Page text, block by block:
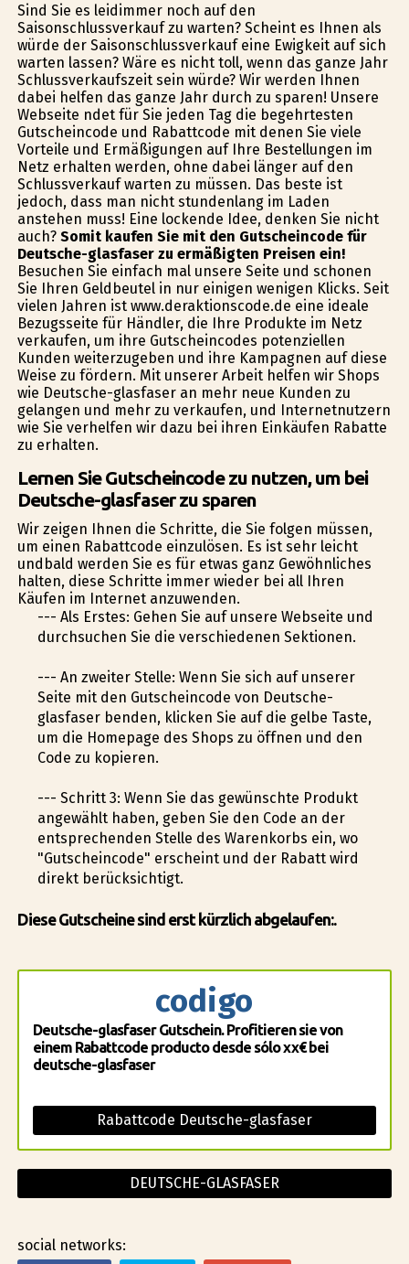
Sind Sie es leidimmer noch auf den
Saisonschlussverkauf zu warten? Scheint es Ihnen als
würde der Saisonschlussverkauf eine Ewigkeit auf sich
warten lassen? Wäre es nicht toll, wenn das ganze Jahr
Schlussverkaufszeit sein würde? Wir werden Ihnen
dabei helfen das ganze Jahr durch zu sparen! Unsere
Webseite findet für Sie jeden Tag die begehrtesten
Gutscheincode und Rabattcode mit denen Sie viele
Vorteile und Ermäßigungen auf Ihre Bestellungen im
Netz erhalten werden, ohne dabei länger auf den
Schlussverkauf warten zu müssen. Das beste ist
jedoch, dass man nicht stundenlang im Laden
anstehen muss! Eine lockende Idee, denken Sie nicht
auch? Somit kaufen Sie mit den Gutscheincode für
Deutsche-glasfaser zu ermäßigten Preisen ein!
Besuchen Sie einfach mal unsere Seite und schonen
Sie Ihren Geldbeutel in nur einigen wenigen Klicks. Seit
vielen Jahren ist www.deraktionscode.de eine ideale
Bezugsseite für Händler, die Ihre Produkte im Netz
verkaufen, um ihre Gutscheincodes potenziellen
Kunden weiterzugeben und ihre Kampagnen auf diese
Weise zu fördern. Mit unserer Arbeit helfen wir Shops
wie Deutsche-glasfaser an mehr neue Kunden zu
gelangen und mehr zu verkaufen, und Internetnutzern
wie Sie verhelfen wir dazu bei ihren Einkäufen Rabatte
zu erhalten.
Lernen Sie Gutscheincode zu nutzen, um bei
Deutsche-glasfaser zu sparen
Wir zeigen Ihnen die Schritte, die Sie folgen müssen,
um einen Rabattcode einzulösen. Es ist sehr leicht
undbald werden Sie es für etwas ganz Gewöhnliches
halten, diese Schritte immer wieder bei all Ihren
Käufen im Internet anzuwenden.
--- Als Erstes: Gehen Sie auf unsere Webseite und
durchsuchen Sie die verschiedenen Sektionen.
--- An zweiter Stelle: Wenn Sie sich auf unserer
Seite mit den Gutscheincode von Deutsche-
glasfaser befinden, klicken Sie auf die gelbe Taste,
um die Homepage des Shops zu öffnen und den
Code zu kopieren.
--- Schritt 3: Wenn Sie das gewünschte Produkt
angewählt haben, geben Sie den Code an der
entsprechenden Stelle des Warenkorbs ein, wo
"Gutscheincode" erscheint und der Rabatt wird
direkt berücksichtigt.
Diese Gutscheine sind erst kürzlich abgelaufen:.
codigo
Deutsche-glasfaser Gutschein. Profitieren sie von
einem Rabattcode producto desde sólo xx€ bei
deutsche-glasfaser
Rabattcode Deutsche-glasfaser
DEUTSCHE-GLASFASER
social networks: